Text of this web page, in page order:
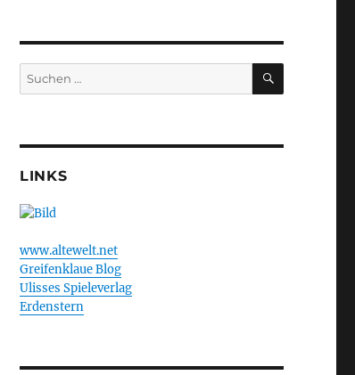
Suchen
nach:
SUCHEN
LINKS
www.altewelt.net
Greifenklaue Blog
Ulisses Spieleverlag
Erdenstern